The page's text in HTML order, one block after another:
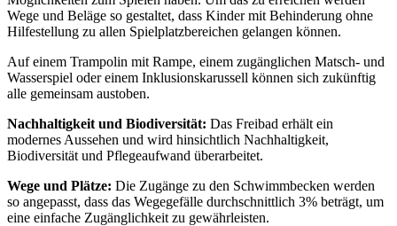
Wege und Beläge so gestaltet, dass Kinder mit Behinderung ohne
Hilfestellung zu allen Spielplatzbereichen gelangen können.
Auf einem Trampolin mit Rampe, einem zugänglichen Matsch- und
Wasserspiel oder einem Inklusionskarussell können sich zukünftig
alle gemeinsam austoben.
Nachhaltigkeit und Biodiversität: Das Freibad erhält ein
modernes Aussehen und wird hinsichtlich Nachhaltigkeit,
Biodiversität und Pflegeaufwand überarbeitet.
Wege und Plätze: Die Zugänge zu den Schwimmbecken werden
so angepasst, dass das Wegegefälle durchschnittlich 3% beträgt, um
eine einfache Zugänglichkeit zu gewährleisten.